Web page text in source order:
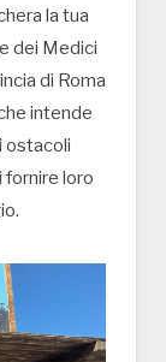
la tua
dei Medici
di Roma
intende
ostacoli
fornire loro